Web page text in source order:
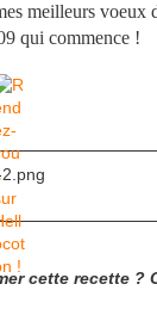
meilleurs voeux
qui commence !
cette recette ?